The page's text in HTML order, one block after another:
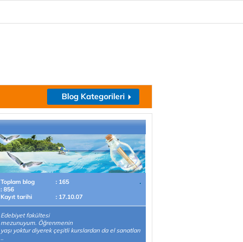
Blog Kategorileri
Toplam blog
: 165
: 856
Kayıt tarihi
: 17.10.07
Edebiyet fakültesi
mezunuyum. Öğrenmenin
yaşı yoktur diyerek çeşitli kurslardan da el sanatları
..